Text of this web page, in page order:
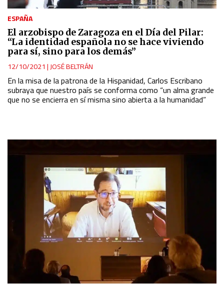
ESPAÑA
El arzobispo de Zaragoza en el Día del Pilar:
“La identidad española no se hace viviendo
para sí, sino para los demás”
12/10/2021 |JOSÉ BELTRÁN
En la misa de la patrona de la Hispanidad, Carlos Escribano
subraya que nuestro país se conforma como “un alma grande
que no se encierra en sí misma sino abierta a la humanidad”